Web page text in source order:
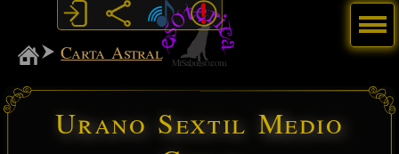
MiSabueso
Carta Astral
Urano Sextil Medio
Menú